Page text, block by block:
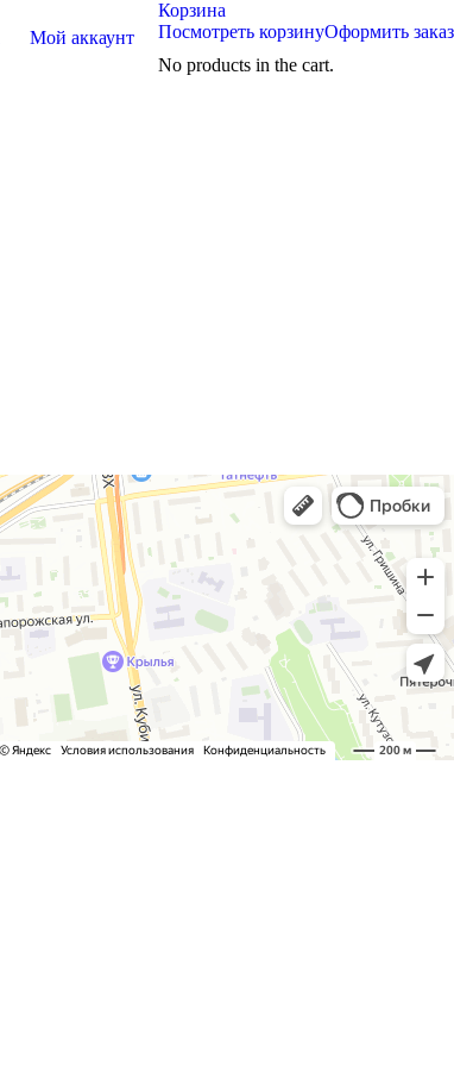
Мой аккаунт
Корзина
Посмотреть корзинуОформить заказ
No products in the cart.